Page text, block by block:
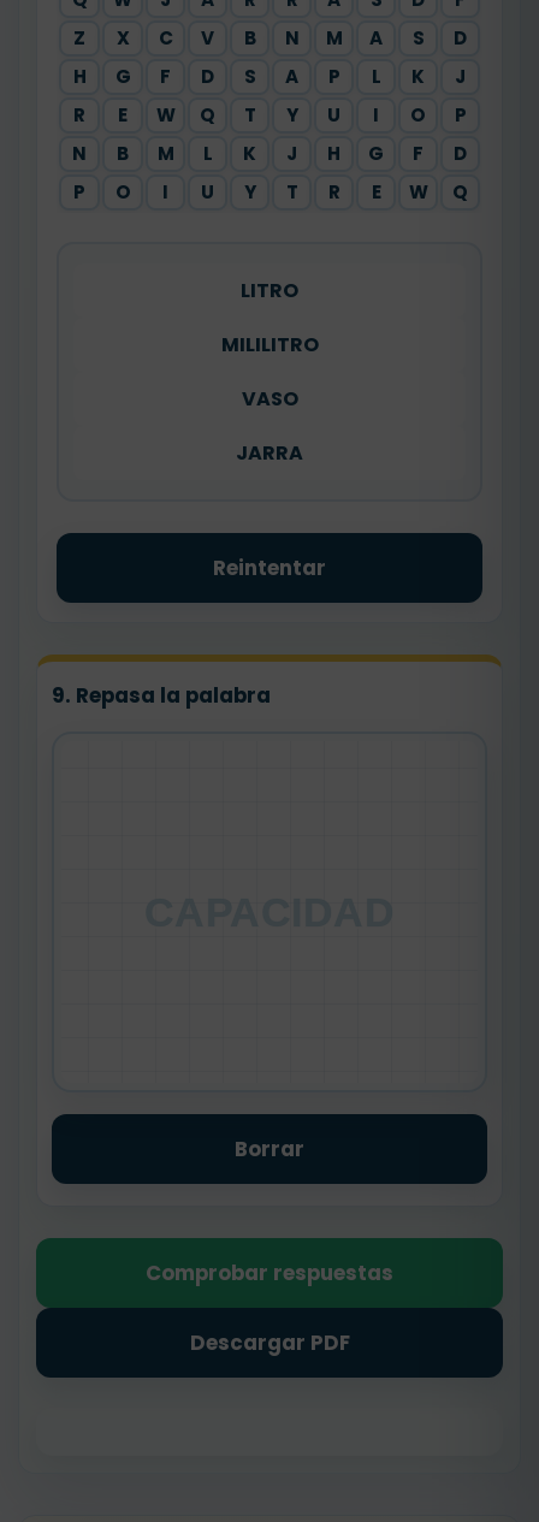
Z
X C V B N M A S
D
H
G F D S A P L K
J
R
E W Q T Y U I O
P
N
B M L K J H G F
D
P
O I U Y T R E W Q
LITRO
MILILITRO
VASO
JARRA
Reintentar
9. Repasa la palabra
Borrar
Comprobar respuestas
Descargar PDF